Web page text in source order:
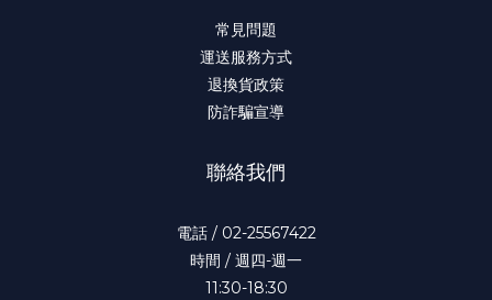
常見問題
運送服務方式
退換貨政策
防詐騙宣導
聯絡我們
電話 / 02-25567422
時間 / 週四-週一
11:30-18:30